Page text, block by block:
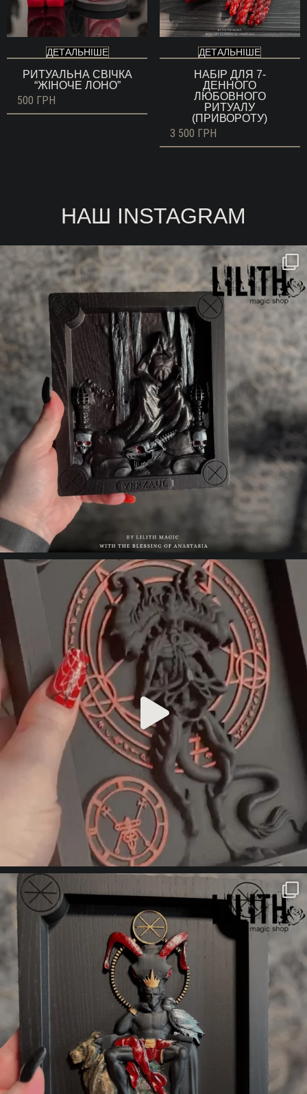
ДЕТАЛЬНІШЕ
РИТУАЛЬНА СВІЧКА
“ЖІНОЧЕ ЛОНО”
500 ГРН
ДЕТАЛЬНІШЕ
НАБІР ДЛЯ 7-
ДЕННОГО
ЛЮБОВНОГО
РИТУАЛУ
(ПРИВОРОТУ)
3 500 ГРН
НАШ INSTAGRAM